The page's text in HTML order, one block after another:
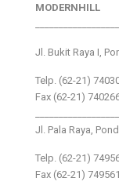
MODERNHILL
Jl. Bukit Raya I,
Telp. (62-21)
Fax (62-21)
Jl. Pala Raya,
Telp. (62-21)
Fax (62-21)